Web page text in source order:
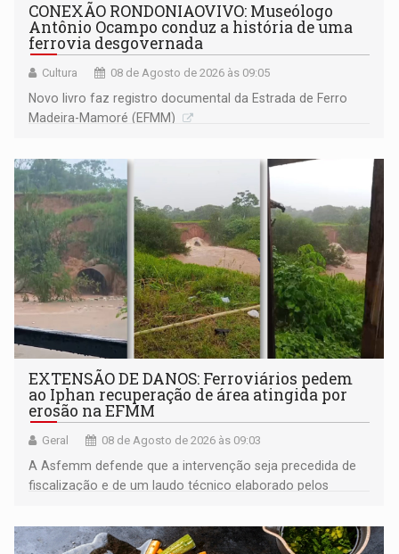
CONEXÃO RONDONIAOVIVO: Museólogo
Antônio Ocampo conduz a história de uma
ferrovia desgovernada
Cultura 08 de Agosto de 2026 às 09:05
Novo livro faz registro documental da Estrada de Ferro
Madeira-Mamoré (EFMM)
EXTENSÃO DE DANOS: Ferroviários pedem
ao Iphan recuperação de área atingida por
erosão na EFMM
Geral 08 de Agosto de 2026 às 09:03
A Asfemm defende que a intervenção seja precedida de
fiscalização e de um laudo técnico elaborado pelos